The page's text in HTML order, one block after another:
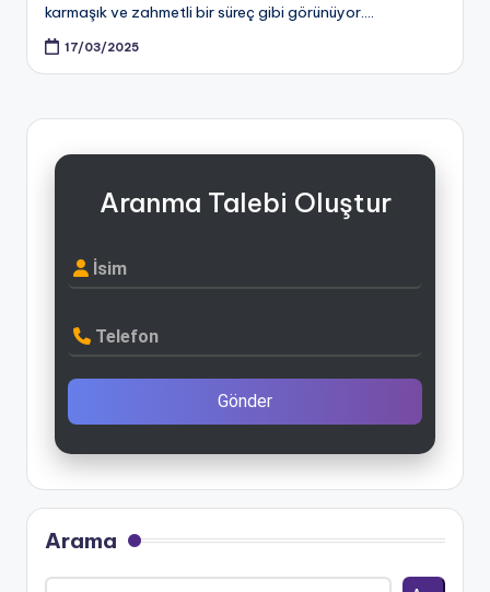
karmaşık ve zahmetli bir süreç gibi görünüyor.…
17/03/2025
Aranma Talebi Oluştur
İsim
Telefon
Gönder
Arama